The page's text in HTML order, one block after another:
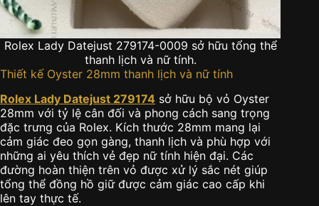
Rolex Lady Datejust 279174-0009 sở hữu tổng thể
thanh lịch và nữ tính.
Thiết kế Oyster 28mm thanh lịch và nữ tính
Rolex Lady Datejust 279174 sở hữu bộ vỏ Oyster
28mm với tỷ lệ cân đối và phong cách sang trọng
đặc trưng của Rolex. Kích thước 28mm mang lại
cảm giác đeo gọn gàng, thanh lịch và phù hợp với
những ai yêu thích vẻ đẹp nữ tính hiện đại. Các
đường hoàn thiện trên vỏ được xử lý sắc nét giúp
tổng thể đồng hồ giữ được cảm giác cao cấp khi
lên tay thực tế.